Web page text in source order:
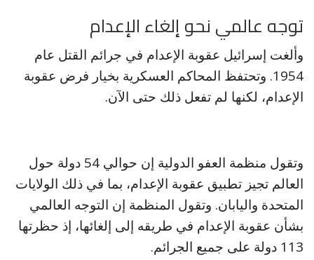
توجه عالمي نحو إلغاء الإعدام
وألغت إسرائيل عقوبة الإعدام في جرائم القتل عام
1954. وتحتفظ المحاكم العسكرية بخيار فرض عقوبة
الإعدام، لكنها لم تفعل ذلك حتى الآن.
وتقول منظمة العفو الدولية إن حوالي 54 دولة حول
العالم تجيز تطبيق عقوبة الإعدام، بما في ذلك الولايات
المتحدة واليابان. وتقول المنظمة إن التوجه العالمي
بشأن عقوبة الإعدام في طريقه إلى إلغائها، إذ ‌حظرتها
113 دولة على جميع الجرائم.